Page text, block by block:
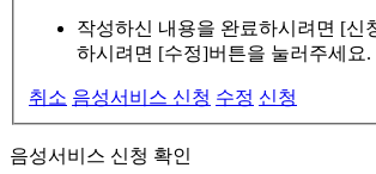
작성하신 내용을 완료하시려면 [신
하시려면 [수정]버튼을 눌러주세요.
취소 음성서비스 신청 수정 신청
음성서비스 신청 확인